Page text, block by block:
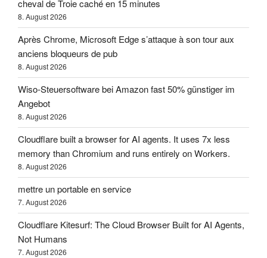
cheval de Troie caché en 15 minutes
8. August 2026
Après Chrome, Microsoft Edge s’attaque à son tour aux
anciens bloqueurs de pub
8. August 2026
Wiso-Steuersoftware bei Amazon fast 50% günstiger im
Angebot
8. August 2026
Cloudflare built a browser for AI agents. It uses 7x less
memory than Chromium and runs entirely on Workers.
8. August 2026
mettre un portable en service
7. August 2026
Cloudflare Kitesurf: The Cloud Browser Built for AI Agents,
Not Humans
7. August 2026